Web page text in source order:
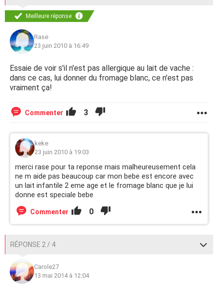
Meilleure réponse
Rase
23 juin 2010 à 16:49
Essaie de voir s'il n'est pas allergique au lait de vache :
dans ce cas, lui donner du fromage blanc, ce n'est pas
vraiment ça!
Commenter 3
keke
23 juin 2010 à 19:03
merci rase pour ta reponse mais malheureusement cela
ne m aide pas beaucoup car mon bebe est encore avec
un lait infantile 2 eme age et le fromage blanc que je lui
donne est speciale bebe
Commenter 0
RÉPONSE 2 / 4
Carole27
13 mai 2014 à 12:04